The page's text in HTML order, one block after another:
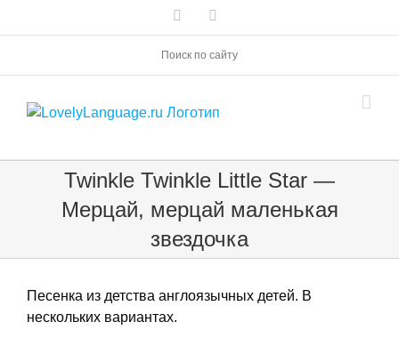
Поиск по сайту
Twinkle Twinkle Little Star —
Мерцай, мерцай маленькая
звездочка
Песенка из детства англоязычных детей. В
нескольких вариантах.